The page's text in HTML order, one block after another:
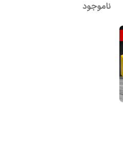
ناموجود